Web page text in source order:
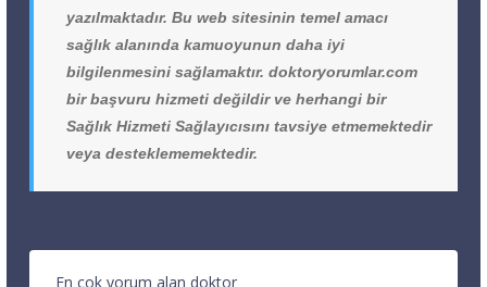
yazılmaktadır. Bu web sitesinin temel amacı
sağlık alanında kamuoyunun daha iyi
bilgilenmesini sağlamaktır. doktoryorumlar.com
bir başvuru hizmeti değildir ve herhangi bir
Sağlık Hizmeti Sağlayıcısını tavsiye etmemektedir
veya desteklememektedir.
En çok yorum alan doktor